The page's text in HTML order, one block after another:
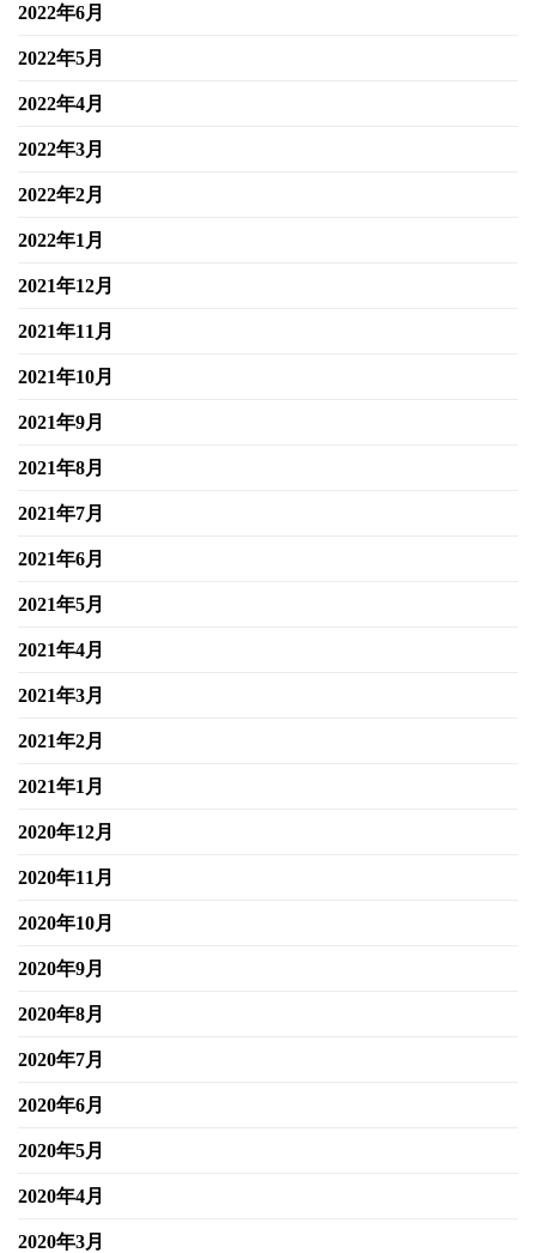
2022年6月
2022年5月
2022年4月
2022年3月
2022年2月
2022年1月
2021年12月
2021年11月
2021年10月
2021年9月
2021年8月
2021年7月
2021年6月
2021年5月
2021年4月
2021年3月
2021年2月
2021年1月
2020年12月
2020年11月
2020年10月
2020年9月
2020年8月
2020年7月
2020年6月
2020年5月
2020年4月
2020年3月